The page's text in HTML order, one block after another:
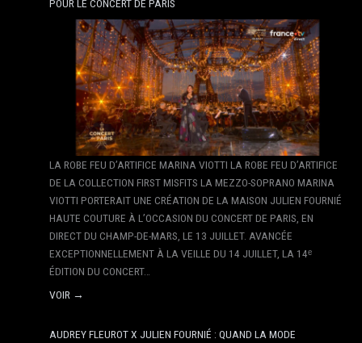
POUR LE CONCERT DE PARIS
LA ROBE FEU D’ARTIFICE MARINA VIOTTI LA ROBE FEU D’ARTIFICE
DE LA COLLECTION FIRST MISFITS LA MEZZO-SOPRANO MARINA
VIOTTI PORTERAIT UNE CRÉATION DE LA MAISON JULIEN FOURNIÉ
HAUTE COUTURE À L’OCCASION DU CONCERT DE PARIS, EN
DIRECT DU CHAMP-DE-MARS, LE 13 JUILLET. AVANCÉE
EXCEPTIONNELLEMENT À LA VEILLE DU 14 JUILLET, LA 14ᵉ
ÉDITION DU CONCERT…
VOIR →
AUDREY FLEUROT X JULIEN FOURNIÉ : QUAND LA MODE